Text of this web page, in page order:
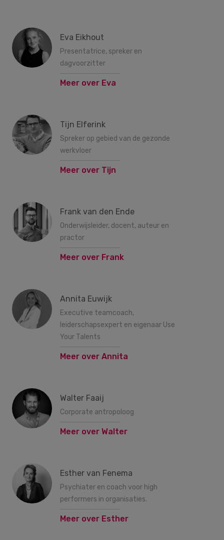
Eva Eikhout
Presentatrice, spreker en
dagvoorzitter
Meer over Eva
Tijn Elferink
Spreker op gebied van de gezonde
werkvloer
Meer over Tijn
Frank van den Ende
Onderwijsleider, docent, auteur en
practor
Meer over Frank
Annita Euwijk
Executive teamcoach,
leiderschapsexpert en eigenaar Use
Your Talents
Meer over Annita
Walter Faaij
Corporate antropoloog
Meer over Walter
Esther van Fenema
Psychiater en coach voor high
performers in organisaties.
Meer over Esther